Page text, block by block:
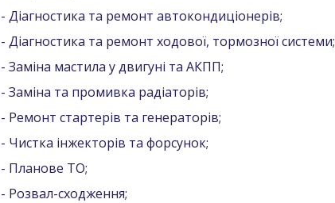
- Діагностика та ремонт автокондиціонерів;
- Діагностика та ремонт ходової, тормозної системи;
- Заміна мастила у двигуні та АКПП;
- Заміна та промивка радіаторів;
- Ремонт стартерів та генераторів;
- Чистка інжекторів та форсунок;
- Планове ТО;
- Розвал-сходження;